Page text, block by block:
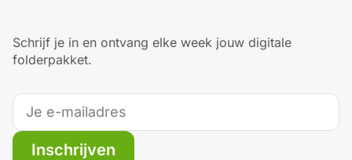
Schrijf je in en ontvang elke week jouw digitale
folderpakket.
Inschrijven